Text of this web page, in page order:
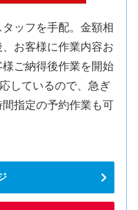
ッフを手配。金額相
お客様に作業内容お
ご納得後作業を開始
しているので、急ぎ
指定の予約作業も可